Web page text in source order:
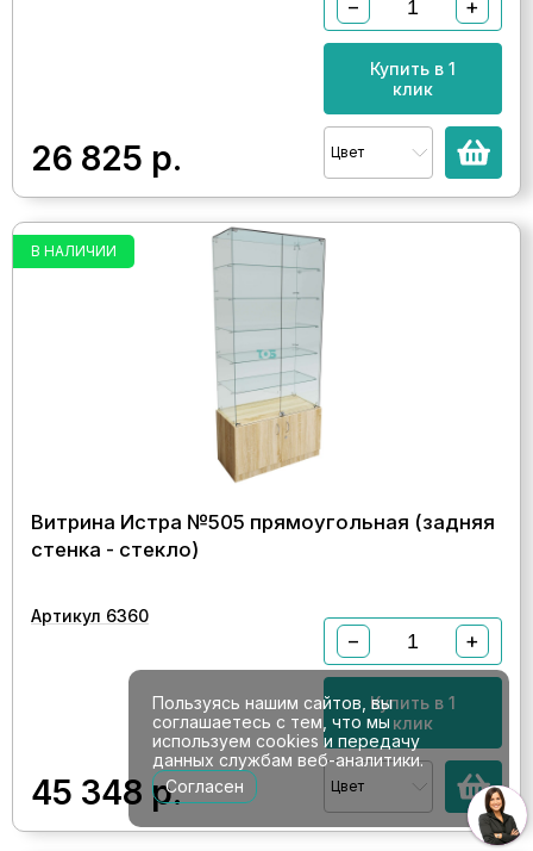
26 825 р.
− +
Купить в 1
клик
Цвет
В НАЛИЧИИ
Витрина Истра №505 прямоугольная (задняя
стенка - стекло)
Артикул 6360
45 348 р.
− +
Купить в 1
клик
Цвет
Пользуясь нашим сайтов, вы
соглашаетесь с тем, что мы
используем cookies и передачу
данных службам веб-аналитики.
Согласен